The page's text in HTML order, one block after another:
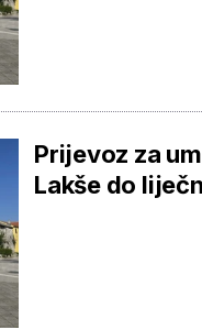
Prijevoz za
Lakše do